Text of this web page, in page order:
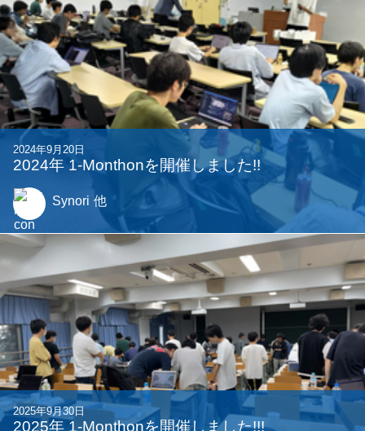
2024年9月20日
2024年 1-Monthonを開催しました!!
Synori 他
2025年9月30日
2025年 1-Monthonを開催しました!!!